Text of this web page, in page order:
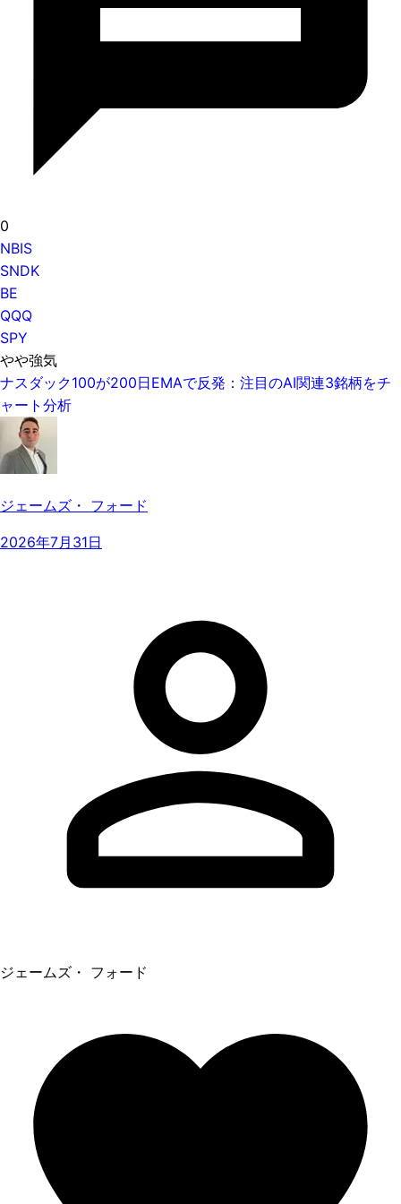
0
NBIS
SNDK
BE
QQQ
SPY
やや強気
ナスダック100が200日EMAで反発：注目のAI関連3銘柄をチ
ャート分析
ジェームズ・ フォード
2026年7月31日
ジェームズ・ フォード